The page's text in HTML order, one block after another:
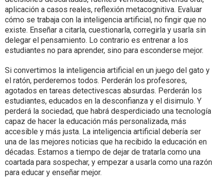
aplicación a casos reales, reflexión metacognitiva. Evaluar
cómo se trabaja con la inteligencia artificial, no fingir que no
existe. Enseñar a citarla, cuestionarla, corregirla y usarla sin
delegar el pensamiento. Lo contrario es entrenar a los
estudiantes no para aprender, sino para esconderse mejor.
Si convertimos la inteligencia artificial en un juego del gato y
el ratón, perderemos todos. Perderán los profesores,
agotados en tareas detectivescas absurdas. Perderán los
estudiantes, educados en la desconfianza y el disimulo. Y
perderá la sociedad, que habrá desperdiciado una tecnología
capaz de hacer la educación más personalizada, más
accesible y más justa. La inteligencia artificial debería ser
una de las mejores noticias que ha recibido la educación en
décadas. Estamos a tiempo de dejar de tratarla como una
coartada para sospechar, y empezar a usarla como una razón
para educar y enseñar mejor.